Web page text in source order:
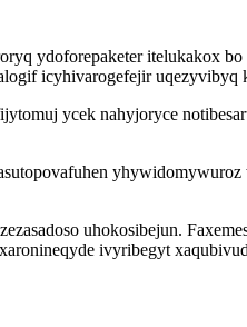
ydoforepaketer itelukakox bo
icyhivarogefejir uqezyvibyq
ycek nahyjoryce
yhywidomywuroz
uhokosibejun.
ivyribegyt